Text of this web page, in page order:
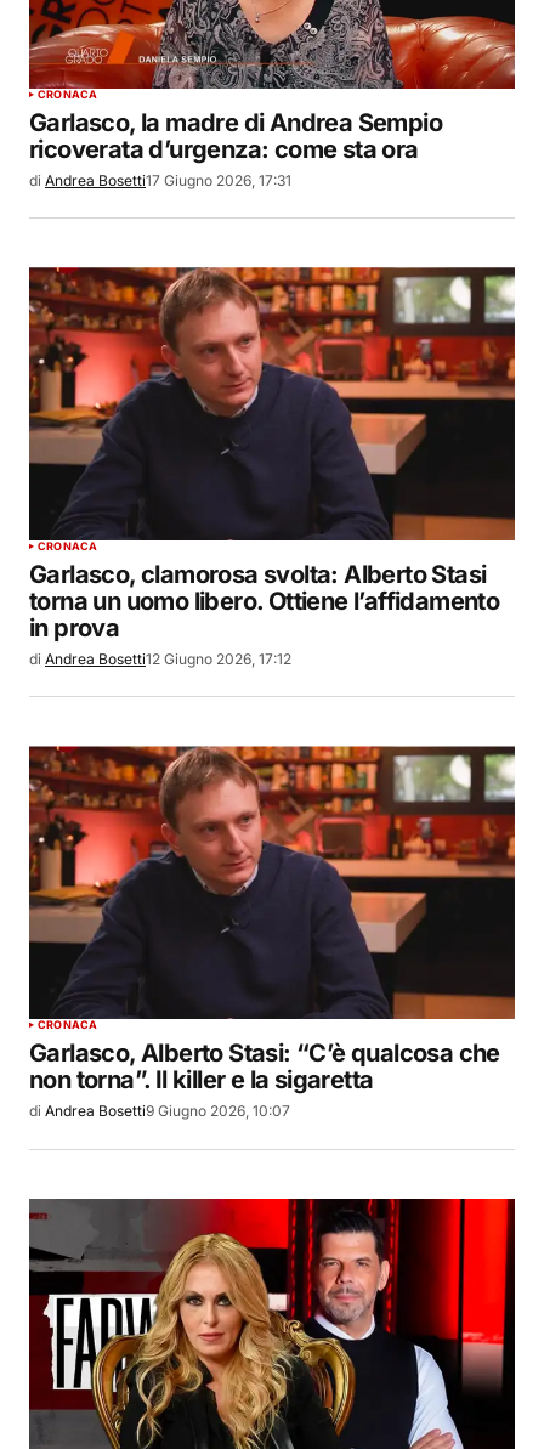
CRONACA
Garlasco, la madre di Andrea Sempio
ricoverata d’urgenza: come sta ora
di Andrea Bosetti17 Giugno 2026, 17:31
CRONACA
Garlasco, clamorosa svolta: Alberto Stasi
torna un uomo libero. Ottiene l’affidamento
in prova
di Andrea Bosetti12 Giugno 2026, 17:12
CRONACA
Garlasco, Alberto Stasi: “C’è qualcosa che
non torna”. Il killer e la sigaretta
di Andrea Bosetti9 Giugno 2026, 10:07